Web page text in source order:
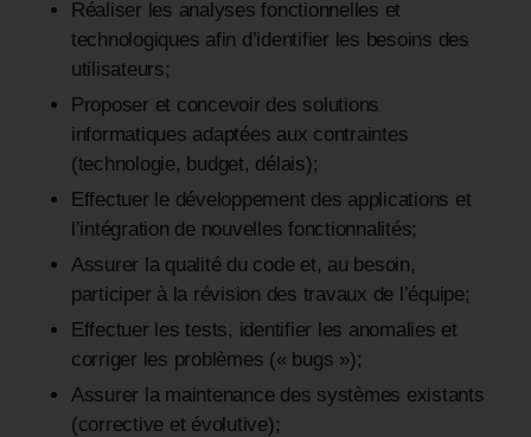
Réaliser les analyses fonctionnelles et
technologiques afin d’identifier les besoins des
utilisateurs;
Proposer et concevoir des solutions
informatiques adaptées aux contraintes
(technologie, budget, délais);
Effectuer le développement des applications et
l’intégration de nouvelles fonctionnalités;
Assurer la qualité du code et, au besoin,
participer à la révision des travaux de l’équipe;
Effectuer les tests, identifier les anomalies et
corriger les problèmes (« bugs »);
Assurer la maintenance des systèmes existants
(corrective et évolutive);